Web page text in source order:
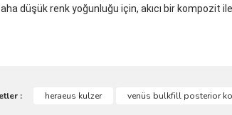
düşük renk yoğunluğu için, akıcı bir kompozit
Görüş ve önerileriniz için teşekkür ederiz.
: heraeus kulzer venüs bulkfill posterior